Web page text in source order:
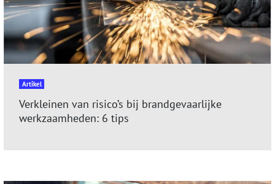
Artikel
Verkleinen van risico’s bij brandgevaarlijke
werkzaamheden: 6 tips